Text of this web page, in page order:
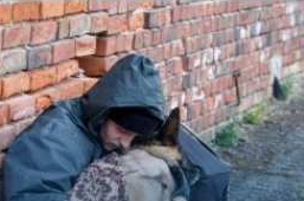
Hündin "Hanni"!